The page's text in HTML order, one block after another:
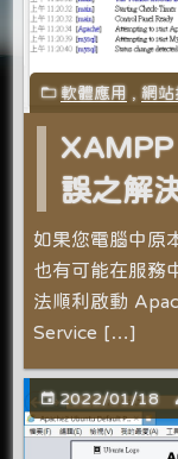
軟體應用 ,網站
誤之解
如果您電腦中原
也有可能在服務
法順利啟動
Service […]
2022/01/18